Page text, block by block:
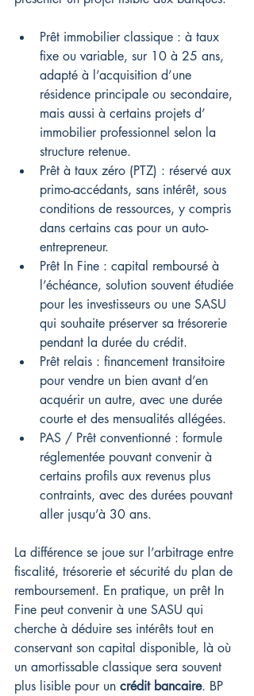
Prêt immobilier classique : à taux
fixe ou variable, sur 10 à 25 ans,
adapté à l’acquisition d’une
résidence principale ou secondaire,
mais aussi à certains projets d’
immobilier professionnel selon la
structure retenue.
Prêt à taux zéro (PTZ) : réservé aux
primo-accédants, sans intérêt, sous
conditions de ressources, y compris
dans certains cas pour un auto-
entrepreneur.
Prêt In Fine : capital remboursé à
l’échéance, solution souvent étudiée
pour les investisseurs ou une SASU
qui souhaite préserver sa trésorerie
pendant la durée du crédit.
Prêt relais : financement transitoire
pour vendre un bien avant d’en
acquérir un autre, avec une durée
courte et des mensualités allégées.
PAS / Prêt conventionné : formule
réglementée pouvant convenir à
certains profils aux revenus plus
contraints, avec des durées pouvant
aller jusqu’à 30 ans.
La différence se joue sur l’arbitrage entre
fiscalité, trésorerie et sécurité du plan de
remboursement. En pratique, un prêt In
Fine peut convenir à une SASU qui
cherche à déduire ses intérêts tout en
conservant son capital disponible, là où
un amortissable classique sera souvent
plus lisible pour un crédit bancaire. BP